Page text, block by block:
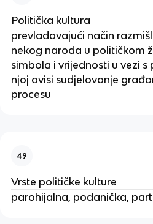
Politička kultura
prevladavajući način
nekog naroda u političkom
simbola i vrijednosti u vezi
njoj ovisi sudjelovanje
procesu
49
Vrste političke kulture
parohijalna, podanička,